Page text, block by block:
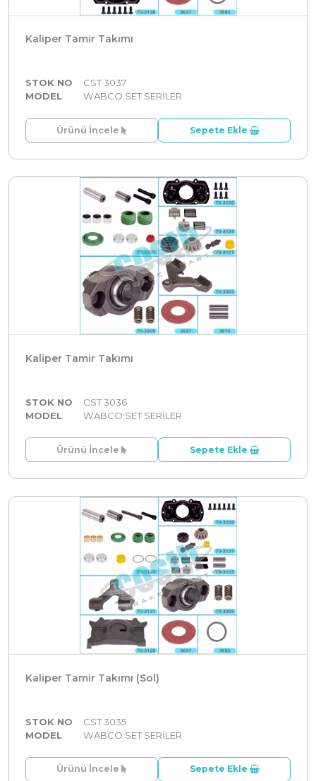
Kaliper Tamir Takımı
STOK NO
CST 3037
MODEL
WABCO:SET SERİLER
Ürünü İncele Sepete Ekle
Kaliper Tamir Takımı
STOK NO
CST 3036
MODEL
WABCO:SET SERİLER
Ürünü İncele Sepete Ekle
Kaliper Tamir Takımı (Sol)
STOK NO
CST 3035
MODEL
WABCO:SET SERİLER
Ürünü İncele Sepete Ekle